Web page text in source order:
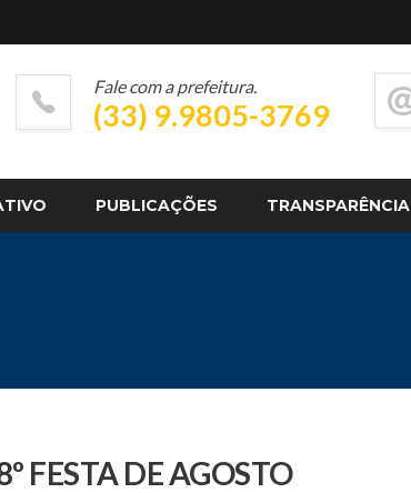
PUBLICAÇÕES TRANSPARÊNCIA
Fale com a prefeitura.
(33) 9.9805-3769
FESTA DE AGOSTO